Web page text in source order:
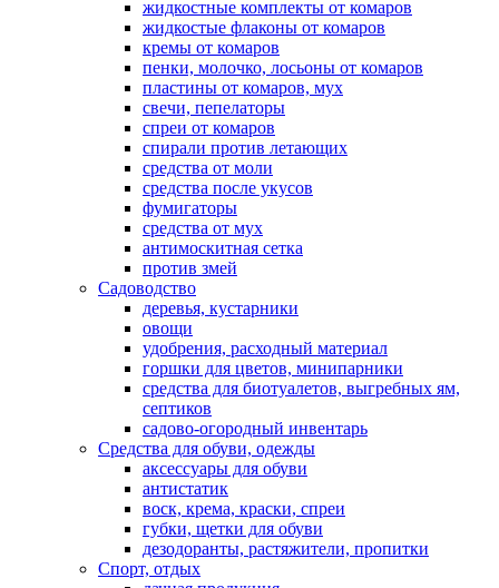
жидкостные комплекты от комаров
жидкостые флаконы от комаров
кремы от комаров
пенки, молочко, лосьоны от комаров
пластины от комаров, мух
свечи, пепелаторы
спреи от комаров
спирали против летающих
средства от моли
средства после укусов
фумигаторы
средства от мух
антимоскитная сетка
против змей
Садоводство
деревья, кустарники
овощи
удобрения, расходный материал
горшки для цветов, минипарники
средства для биотуалетов, выгребных ям,
септиков
садово-огородный инвентарь
Средства для обуви, одежды
аксессуары для обуви
антистатик
воск, крема, краски, спреи
губки, щетки для обуви
дезодоранты, растяжители, пропитки
Спорт, отдых